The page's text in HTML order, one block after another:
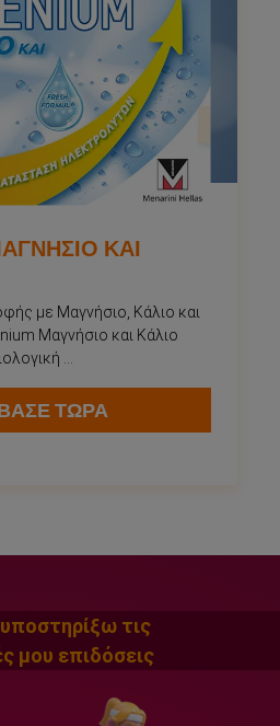
ΚΑΙ
με Μαγνήσιο, Κάλιο και
Μαγνήσιο και Κάλιο
...
ΤΩΡΑ
τις
μου επιδόσεις